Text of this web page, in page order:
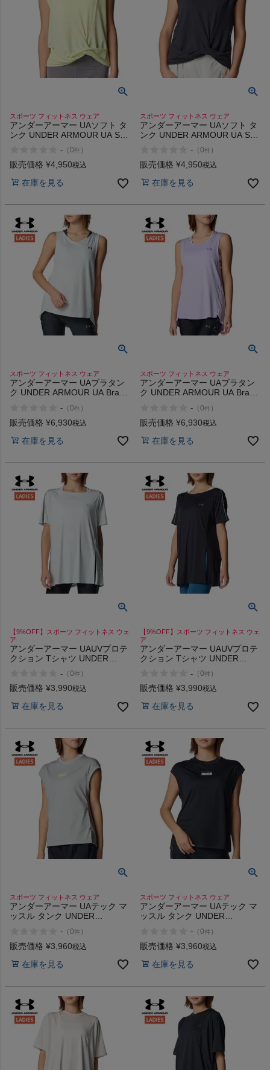
スポーツ フィットネス ウェア
アンダーアーマー UAソフト タ
ンク UNDER ARMOUR UA Soft
- （0件 ）
販売価格 ¥4,950税込
在庫を見る
スポーツ フィットネス ウェア
アンダーアーマー UAソフト タ
ンク UNDER ARMOUR UA Soft
- （0件 ）
販売価格 ¥4,950税込
在庫を見る
スポーツ フィットネス ウェア
アンダーアーマー UAブラタン
ク UNDER ARMOUR UA Bra
- （0件 ）
販売価格 ¥6,930税込
在庫を見る
スポーツ フィットネス ウェア
アンダーアーマー UAブラタン
ク UNDER ARMOUR UA Bra
- （0件 ）
販売価格 ¥6,930税込
在庫を見る
【9%OFF】スポーツ フィットネス ウェ
ア
アンダーアーマー UAUVプロテ
クション Tシャツ UNDER
- （0件 ）
販売価格 ¥3,990税込
在庫を見る
【9%OFF】スポーツ フィットネス ウェ
ア
アンダーアーマー UAUVプロテ
クション Tシャツ UNDER
- （0件 ）
販売価格 ¥3,990税込
在庫を見る
スポーツ フィットネス ウェア
アンダーアーマー UAテック マ
ッスル タンク UNDER
- （0件 ）
販売価格 ¥3,960税込
在庫を見る
スポーツ フィットネス ウェア
アンダーアーマー UAテック マ
ッスル タンク UNDER
- （0件 ）
販売価格 ¥3,960税込
在庫を見る